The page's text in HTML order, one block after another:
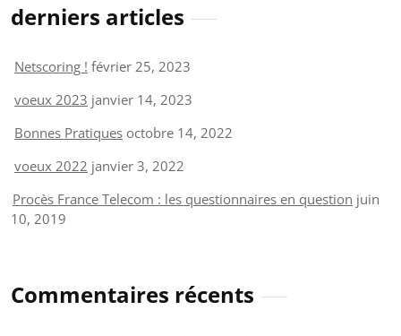
derniers articles
Netscoring ! février 25, 2023
voeux 2023 janvier 14, 2023
Bonnes Pratiques octobre 14, 2022
voeux 2022 janvier 3, 2022
Procès France Telecom : les questionnaires en question juin
10, 2019
Commentaires récents